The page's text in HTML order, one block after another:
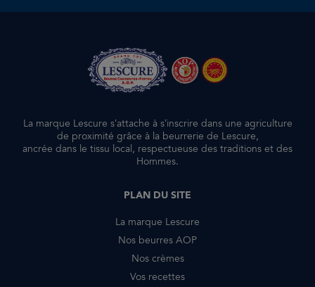
La marque Lescure s’attache à s’inscrire dans une agriculture
de proximité grâce à la beurrerie de Lescure,
ancrée dans le tissu local, respectueuse des traditions et des
Hommes.
PLAN DU SITE
La marque Lescure
Nos beurres AOP
Nos crèmes
Vos recettes